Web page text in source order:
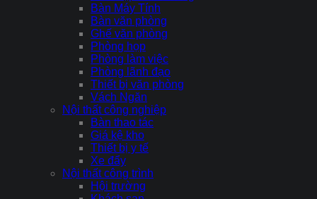
Bàn Máy Tính
Bàn văn phòng
Ghế văn phòng
Phòng họp
Phòng làm việc
Phòng lãnh đạo
Thiết bị văn phòng
Vách Ngăn
Nội thất công nghiệp
Bàn thao tác
Giá kệ kho
Thiết bị y tế
Xe đẩy
Nội thất công trình
Hội trường